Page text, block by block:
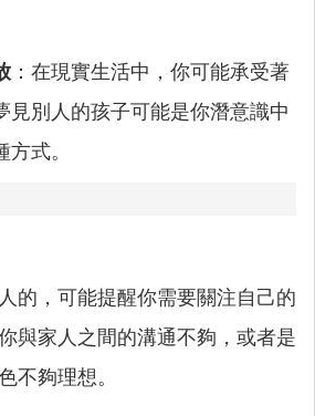
：在現實生活中，你可能承受著
見別人的孩子可能是你潛意識中
式。
的，可能提醒你需要關注自己的
與家人之間的溝通不夠，或者是
不夠理想。